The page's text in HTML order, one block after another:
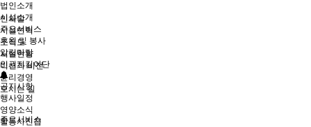
인사말
시설연혁
조직도
시설현황
미션과 비전
윤리경영
오시는 길
주요서비스
법인소개
시설소개
주요서비스
후원 및 봉사
알림마당
인권지킴이단
공지사항
행사일정
영양소식
활동사진첩